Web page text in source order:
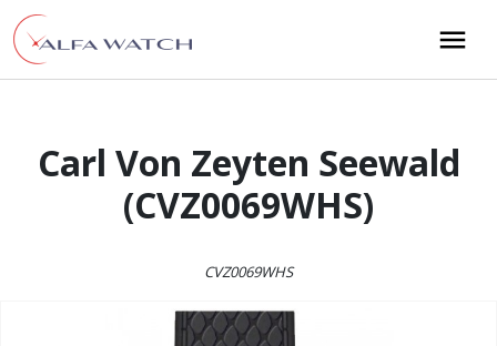
Przejdź do treści
Main Navigation
Carl Von Zeyten Seewald
(CVZ0069WHS)
CVZ0069WHS